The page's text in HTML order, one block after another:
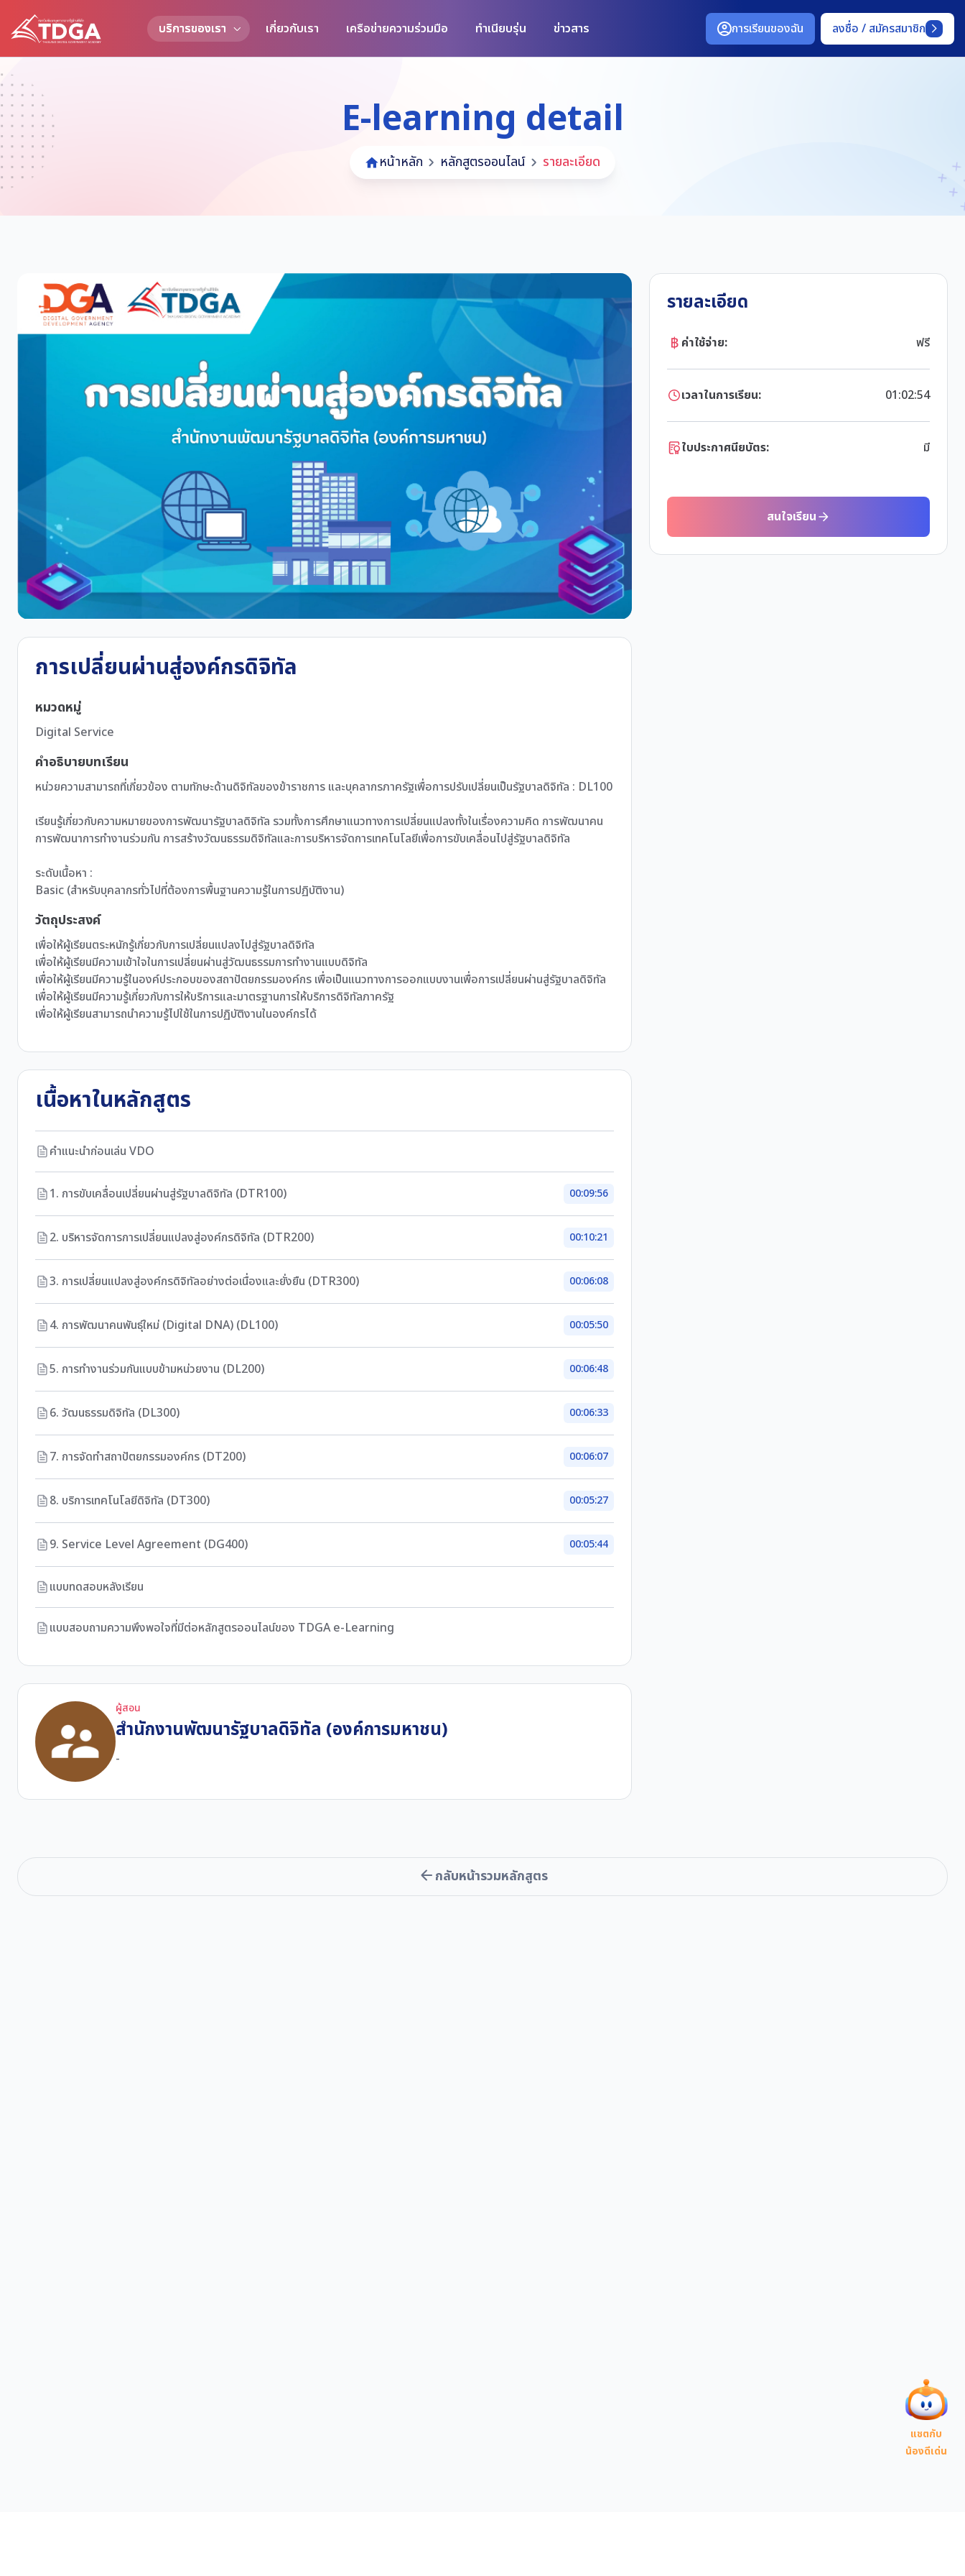
บริการของเรา เกี่ยวกับเรา เครือข่ายความร่วมมือ ทำเนียบรุ่น ข่าวสาร การเรียนของฉัน ลงชื่อ / สมัครสมาชิก
E-learning detail
หน้าหลัก หลักสูตรออนไลน์ รายละเอียด
การเปลี่ยนผ่านสู่องค์กรดิจิทัล
หมวดหมู่
Digital Service
คำอธิบายบทเรียน
หน่วยความสามารถที่เกี่ยวข้อง ตามทักษะด้านดิจิทัลของข้าราชการ และบุคลากรภาครัฐเพื่อการปรับเปลี่ยนเป็นรัฐบาลดิจิทัล : DL100
เรียนรู้เกี่ยวกับความหมายของการพัฒนารัฐบาลดิจิทัล รวมทั้งการศึกษาแนวทางการเปลี่ยนแปลงทั้งในเรื่องความคิด การพัฒนาคน
การพัฒนาการทำงานร่วมกัน การสร้างวัฒนธรรมดิจิทัลและการบริหารจัดการเทคโนโลยีเพื่อการขับเคลื่อนไปสู่รัฐบาลดิจิทัล
ระดับเนื้อหา :
Basic (สำหรับบุคลากรทั่วไปที่ต้องการพื้นฐานความรู้ในการปฏิบัติงาน)
วัตถุประสงค์
เพื่อให้ผู้เรียนตระหนักรู้เกี่ยวกับการเปลี่ยนแปลงไปสู่รัฐบาลดิจิทัล
เพื่อให้ผู้เรียนมีความเข้าใจในการเปลี่ยนผ่านสู่วัฒนธรรมการทำงานแบบดิจิทัล
เพื่อให้ผู้เรียนมีความรู้ในองค์ประกอบของสถาปัตยกรรมองค์กร เพื่อเป็นแนวทางการออกแบบงานเพื่อการเปลี่ยนผ่านสู่รัฐบาลดิจิทัล
เพื่อให้ผู้เรียนมีความรู้เกี่ยวกับการให้บริการและมาตรฐานการให้บริการดิจิทัลภาครัฐ
เพื่อให้ผู้เรียนสามารถนำความรู้ไปใช้ในการปฏิบัติงานในองค์กรได้
เนื้อหาในหลักสูตร
คำแนะนำก่อนเล่น VDO
1. การขับเคลื่อนเปลี่ยนผ่านสู่รัฐบาลดิจิทัล (DTR100) 00:09:56
2. บริหารจัดการการเปลี่ยนแปลงสู่องค์กรดิจิทัล (DTR200) 00:10:21
3. การเปลี่ยนแปลงสู่องค์กรดิจิทัลอย่างต่อเนื่องและยั่งยืน (DTR300) 00:06:08
4. การพัฒนาคนพันธุ์ใหม่ (Digital DNA) (DL100) 00:05:50
5. การทำงานร่วมกันแบบข้ามหน่วยงาน (DL200) 00:06:48
6. วัฒนธรรมดิจิทัล (DL300) 00:06:33
7. การจัดทำสถาปัตยกรรมองค์กร (DT200) 00:06:07
8. บริการเทคโนโลยีดิจิทัล (DT300) 00:05:27
9. Service Level Agreement (DG400) 00:05:44
แบบทดสอบหลังเรียน
แบบสอบถามความพึงพอใจที่มีต่อหลักสูตรออนไลน์ของ TDGA e-Learning
ผู้สอน
สำนักงานพัฒนารัฐบาลดิจิทัล (องค์การมหาชน)
-
รายละเอียด
ค่าใช้จ่าย: ฟรี
เวลาในการเรียน: 01:02:54
ใบประกาศนียบัตร: มี
สนใจเรียน
กลับหน้ารวมหลักสูตร
แชตกับ
น้องดีเด่น